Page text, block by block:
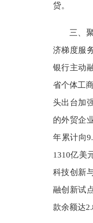
贷。
三、
济梯度服
银行主动
省个体工
头出台加
的外贸企
年累计向
1310亿美
科技创新
融创新试
款余额达